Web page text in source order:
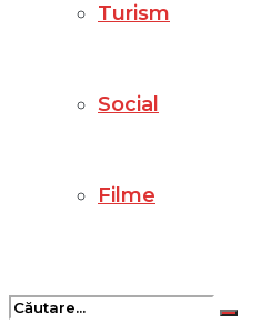
Turism
Social
Filme